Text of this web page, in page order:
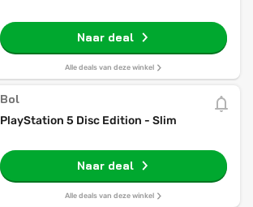
Naar deal
Alle deals van deze winkel
Bol
PlayStation 5 Disc Edition - Slim
Naar deal
Alle deals van deze winkel